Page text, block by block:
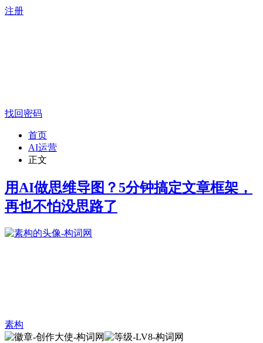
注册
找回密码
首页
AI运营
正文
用AI做思维导图？5分钟搞定文章框架，
再也不怕没思路了
素构